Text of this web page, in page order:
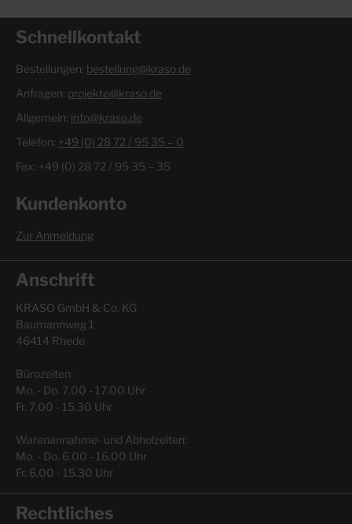
Schnellkontakt
Bestellungen: bestellung@kraso.de
Anfragen: projekte@kraso.de
Allgemein: info@kraso.de
Telefon: +49 (0) 28 72 / 95 35 – 0
Fax: +49 (0) 28 72 / 95 35 – 35
Kundenkonto
Zur Anmeldung
Anschrift
KRASO GmbH & Co. KG
Baumannweg 1
46414 Rhede
Bürozeiten:
Mo. - Do. 7.00 - 17.00 Uhr
Fr. 7.00 - 15.30 Uhr
Warenannahme- und Abholzeiten:
Mo. - Do. 6.00 - 16.00 Uhr
Fr. 6.00 - 15.30 Uhr
Rechtliches